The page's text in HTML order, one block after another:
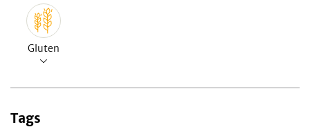
Gluten
Tags